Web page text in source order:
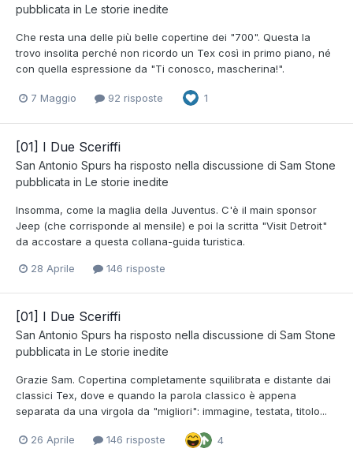
pubblicata in Le storie inedite
Che resta una delle più belle copertine dei "700". Questa la
trovo insolita perché non ricordo un Tex così in primo piano, né
con quella espressione da "Ti conosco, mascherina!".
7 Maggio 92 risposte 1
[01] I Due Sceriffi
San Antonio Spurs ha risposto nella discussione di Sam Stone
pubblicata in Le storie inedite
Insomma, come la maglia della Juventus. C'è il main sponsor
Jeep (che corrisponde al mensile) e poi la scritta "Visit Detroit"
da accostare a questa collana-guida turistica.
28 Aprile 146 risposte
[01] I Due Sceriffi
San Antonio Spurs ha risposto nella discussione di Sam Stone
pubblicata in Le storie inedite
Grazie Sam. Copertina completamente squilibrata e distante dai
classici Tex, dove e quando la parola classico è appena
separata da una virgola da "migliori": immagine, testata, titolo...
26 Aprile 146 risposte 4